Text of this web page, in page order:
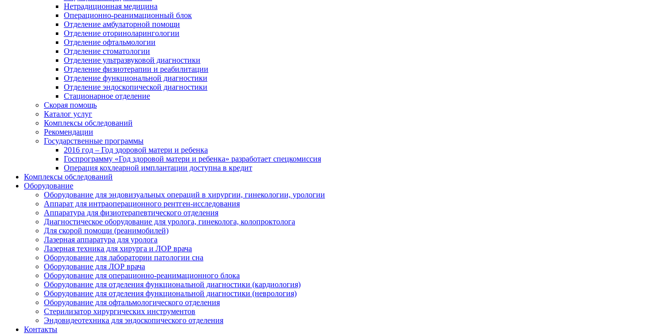
Нетрадиционная медицина
Операционно-реанимационный блок
Отделение амбулаторной помощи
Отделение оториноларингологии
Отделение офтальмологии
Отделение стоматологии
Отделение ультразвуковой диагностики
Отделение физиотерапии и реабилитации
Отделение функциональной диагностики
Отделение эндоскопической диагностики
Стационарное отделение
Скорая помощь
Каталог услуг
Комплексы обследований
Рекомендации
Государственные программы
2016 год – Год здоровой матери и ребенка
Госпрограмму «Год здоровой матери и ребенка» разработает спецкомиссия
Операция кохлеарной имплантации доступна в кредит
Комплексы обследований
Оборудование
Оборудование для эндовизуальных операций в хирургии, гинекологии, урологии
Аппарат для интраоперационного рентген-исследования
Аппаратура для физиотерапевтического отделения
Диагностическое оборудование для уролога, гинеколога, колопроктолога
Для скорой помощи (реанимобилей)
Лазерная аппаратура для уролога
Лазерная техника для хирурга и ЛОР врача
Оборудование для лаборатории патологии сна
Оборудование для ЛОР врача
Оборудование для операционно-реанимационного блока
Оборудование для отделения функциональной диагностики (кардиология)
Оборудование для отделения функциональной диагностики (неврология)
Оборудование для офтальмологического отделения
Стерилизатор хирургических инструментов
Эндовидеотехника для эндоскопического отделения
Контакты